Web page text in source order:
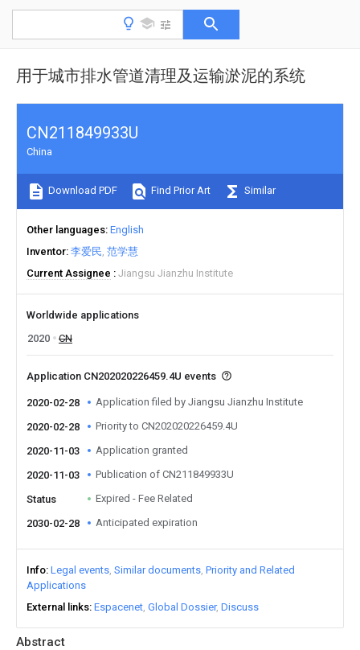
用于城市排水管道清理及运输淤泥的系统
Abstract
CN211849933U
China
Download PDF Find Prior Art Similar
Other languages English
Inventor 李爱民 范学慧
Current Assignee
Jiangsu Jianzhu Institute
Worldwide applications
2020
CN
Application CN202020226459.4U events
2020-02-28 Application filed by Jiangsu Jianzhu Institute
2020-02-28 Priority to CN202020226459.4U
2020-11-03 Application granted
2020-11-03 Publication of CN211849933U
Status Expired - Fee Related
2030-02-28 Anticipated expiration
Info Legal events Similar documents Priority and Related
Applications
External links Espacenet Global Dossier Discuss